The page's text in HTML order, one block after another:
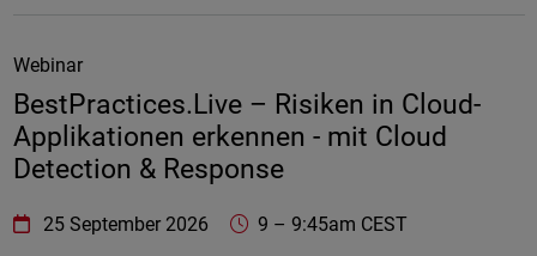
Webinar
BestPractices.Live – Risiken in Cloud-
Applikationen erkennen - mit Cloud
Detection & Response
WatchGuard Technologies https://www.watchguard.com/
25 September 2026 9 – 9:45am CEST